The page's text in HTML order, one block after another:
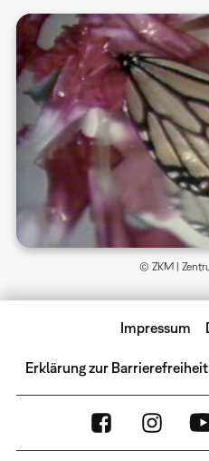
© ZKM |
Impressum
Erklärung zur Barrierefreiheit